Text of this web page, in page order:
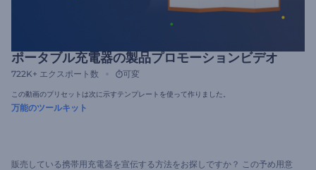
ポータブル充電器の製品プロモーションビデオ
722K+ エクスポート数 可変
この動画のプリセットは次に示すテンプレートを使って作りました。
万能のツールキット
販売している携帯用充電器を宣伝する方法をお探しですか？ この予め用意